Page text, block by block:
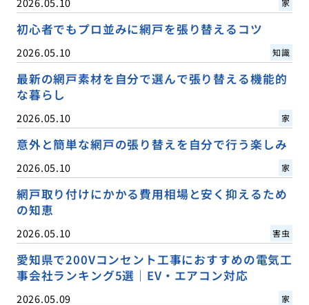
家
初心者でもプロ並みに網戸を張り替えるコツ
2026.05.10 知識
最新の網戸素材を自分で選んで張り替える機能的
な暮らし
2026.05.10 家
意外と簡単な網戸の張り替えを自分で行う楽しみ
2026.05.10 家
網戸取り付けにかかる費用相場と安く抑えるため
の知恵
2026.05.10 害虫
愛知県で200Vコンセント工事におすすめの電気工
事会社ランキング5選｜EV・エアコン対応
2026.05.09 家